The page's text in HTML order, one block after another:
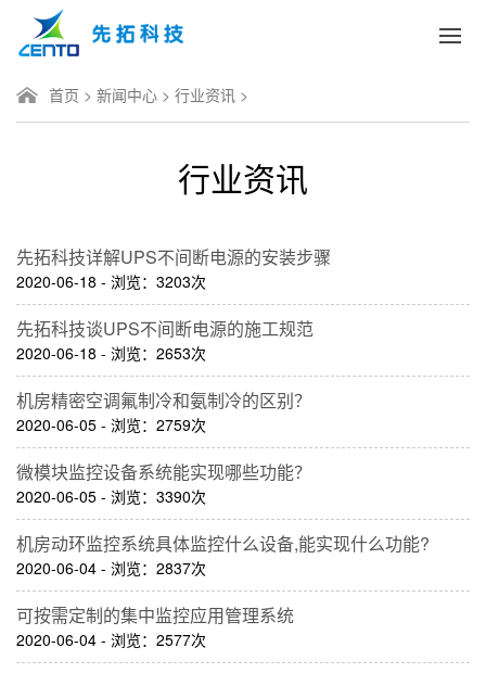
首页 > 新闻中心 > 行业资讯 >
行业资讯
先拓科技详解UPS不间断电源的安装步骤
2020-06-18 - 浏览：3203次
先拓科技谈UPS不间断电源的施工规范
2020-06-18 - 浏览：2653次
机房精密空调氟制冷和氨制冷的区别？
2020-06-05 - 浏览：2759次
微模块监控设备系统能实现哪些功能？
2020-06-05 - 浏览：3390次
机房动环监控系统具体监控什么设备,能实现什么功能?
2020-06-04 - 浏览：2837次
可按需定制的集中监控应用管理系统
2020-06-04 - 浏览：2577次